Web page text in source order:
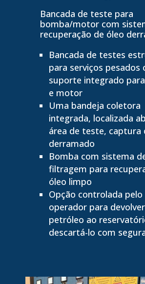
Bancada de teste para
bomba/motor com
recuperação de óleo
Bancada de testes
para serviços pesados
suporte integrado
e motor
Uma bandeja coletora
integrada, localizada
área de teste, captura
derramado
Bomba com sistema
filtragem para
óleo limpo
Opção controlada pelo
operador para
petróleo ao
descartá-lo com